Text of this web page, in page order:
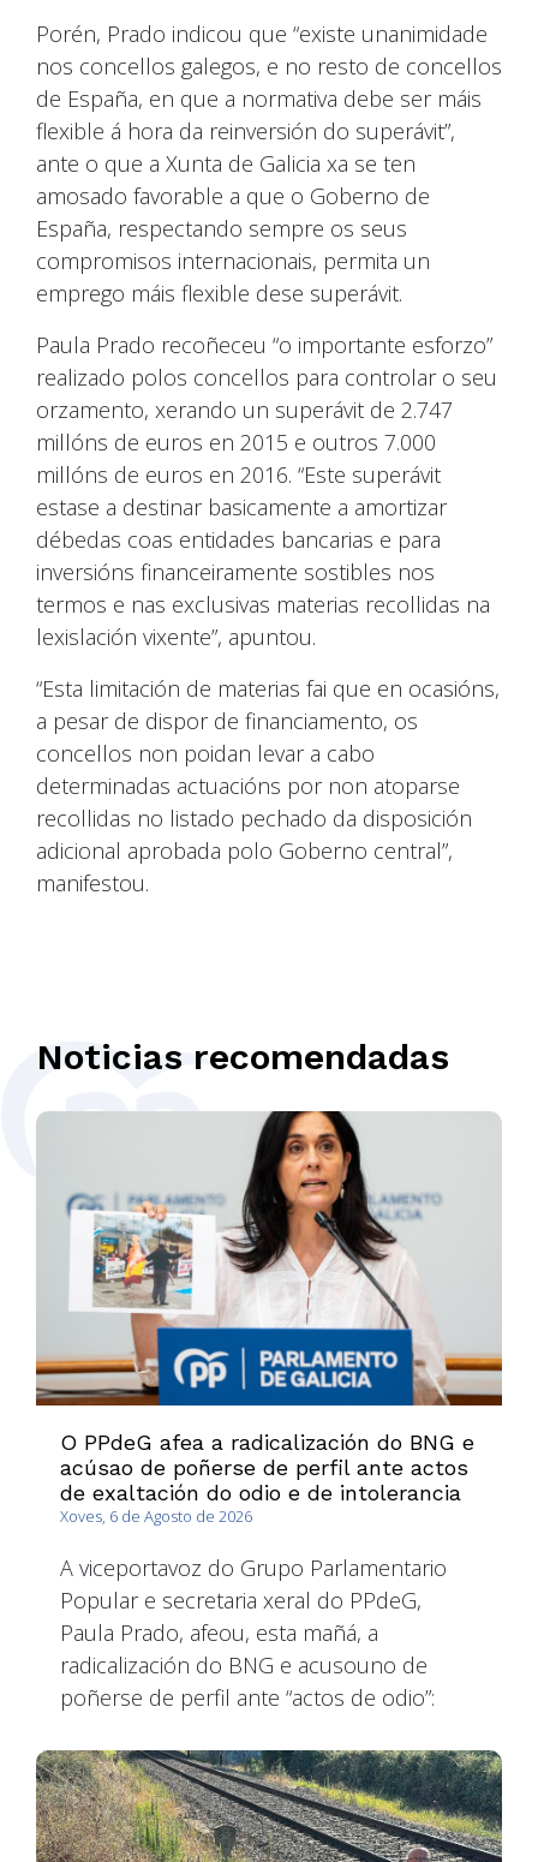
Porén, Prado indicou que “existe unanimidade
nos concellos galegos, e no resto de concellos
de España, en que a normativa debe ser máis
flexible á hora da reinversión do superávit”,
ante o que a Xunta de Galicia xa se ten
amosado favorable a que o Goberno de
España, respectando sempre os seus
compromisos internacionais, permita un
emprego máis flexible dese superávit.
Paula Prado recoñeceu “o importante esforzo”
realizado polos concellos para controlar o seu
orzamento, xerando un superávit de 2.747
millóns de euros en 2015 e outros 7.000
millóns de euros en 2016. “Este superávit
estase a destinar basicamente a amortizar
débedas coas entidades bancarias e para
inversións financeiramente sostibles nos
termos e nas exclusivas materias recollidas na
lexislación vixente”, apuntou.
“Esta limitación de materias fai que en ocasións,
a pesar de dispor de financiamento, os
concellos non poidan levar a cabo
determinadas actuacións por non atoparse
recollidas no listado pechado da disposición
adicional aprobada polo Goberno central”,
manifestou.
Noticias recomendadas
O PPdeG afea a radicalización do BNG e
acúsao de poñerse de perfil ante actos
de exaltación do odio e de intolerancia
Xoves, 6 de Agosto de 2026
A viceportavoz do Grupo Parlamentario
Popular e secretaria xeral do PPdeG,
Paula Prado, afeou, esta mañá, a
radicalización do BNG e acusouno de
poñerse de perfil ante “actos de odio”: